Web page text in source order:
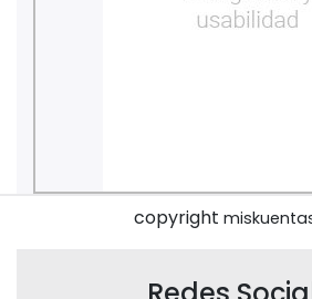
copyright